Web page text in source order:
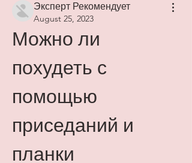
Эксперт Рекомендует
August 25, 2023
Можно ли
похудеть с
помощью
приседаний и
планки